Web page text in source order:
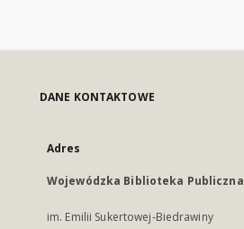
DANE KONTAKTOWE
Adres
Wojewódzka Biblioteka Publiczna
im. Emilii Sukertowej-Biedrawiny